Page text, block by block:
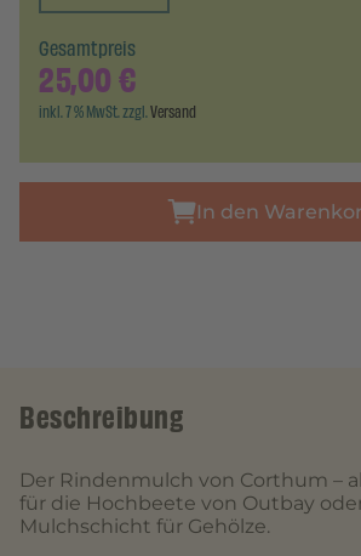
Gesamtpreis
25,00€
inkl. 7 % MwSt. zzgl.Versand
In den
Beschreibung
Der Rindenmulch von Corthum –
für die Hochbeete von Outbay
Mulchschicht für Gehölze.